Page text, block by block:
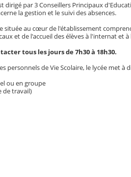
dirigé par 3 Conseillers Principaux
la gestion et le suivi des absences.
située au cœur de l'établissement
et de l'accueil des élèves à l'internat et
tous les jours de 7h30 à 18h30.
personnels de Vie Scolaire, le lycée met à
ou en groupe
de travail)